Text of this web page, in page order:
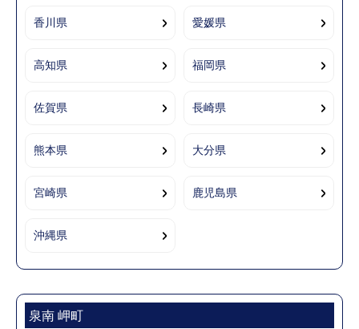
香川県 愛媛県
高知県 福岡県
佐賀県 長崎県
熊本県 大分県
宮崎県 鹿児島県
沖縄県
泉南 岬町